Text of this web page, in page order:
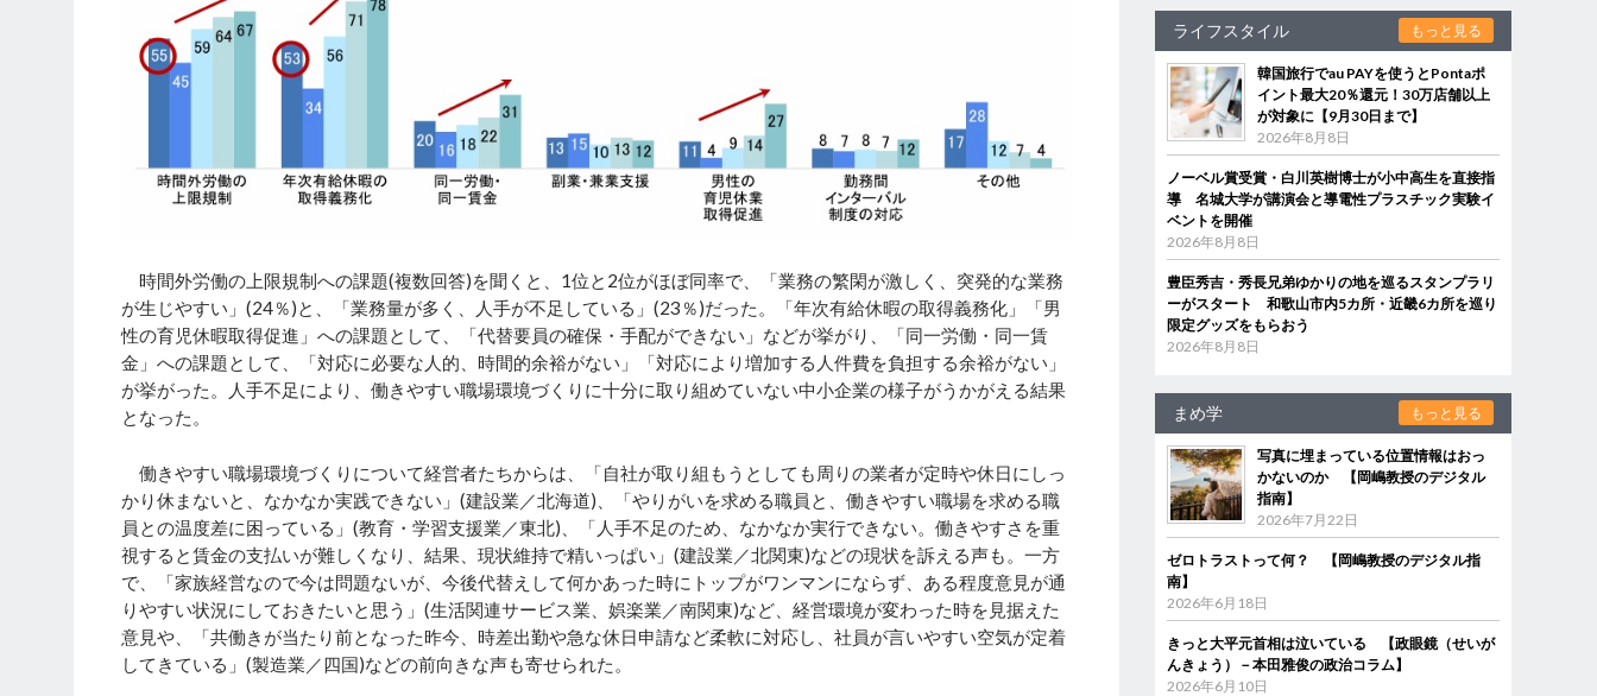
時間外労働の上限規制への課題(複数回答)を聞くと、1位と2位がほぼ同率で、「業務の繁閑が激しく、突発的な業務
が生じやすい」(24％)と、「業務量が多く、人手が不足している」(23％)だった。「年次有給休暇の取得義務化」「男
性の育児休暇取得促進」への課題として、「代替要員の確保・手配ができない」などが挙がり、「同一労働・同一賃
金」への課題として、「対応に必要な人的、時間的余裕がない」「対応により増加する人件費を負担する余裕がない」
が挙がった。人手不足により、働きやすい職場環境づくりに十分に取り組めていない中小企業の様子がうかがえる結果
となった。
働きやすい職場環境づくりについて経営者たちからは、「自社が取り組もうとしても周りの業者が定時や休日にしっ
かり休まないと、なかなか実践できない」(建設業／北海道)、「やりがいを求める職員と、働きやすい職場を求める職
員との温度差に困っている」(教育・学習支援業／東北)、「人手不足のため、なかなか実行できない。働きやすさを重
視すると賃金の支払いが難しくなり、結果、現状維持で精いっぱい」(建設業／北関東)などの現状を訴える声も。一方
で、「家族経営なので今は問題ないが、今後代替えして何かあった時にトップがワンマンにならず、ある程度意見が通
りやすい状況にしておきたいと思う」(生活関連サービス業、娯楽業／南関東)など、経営環境が変わった時を見据えた
意見や、「共働きが当たり前となった昨今、時差出勤や急な休日申請など柔軟に対応し、社員が言いやすい空気が定着
してきている」(製造業／四国)などの前向きな声も寄せられた。
ライフスタイル もっと見る
韓国旅行でau PAYを使うとPontaポ
イント最大20％還元！30万店舗以上
が対象に【9月30日まで】
2026年8月8日
ノーベル賞受賞・白川英樹博士が小中高生を直接指
導 名城大学が講演会と導電性プラスチック実験イ
ベントを開催
2026年8月8日
豊臣秀吉・秀長兄弟ゆかりの地を巡るスタンプラリ
ーがスタート 和歌山市内5カ所・近畿6カ所を巡り
限定グッズをもらおう
2026年8月8日
まめ学 もっと見る
写真に埋まっている位置情報はおっ
かないのか 【岡嶋教授のデジタル
指南】
2026年7月22日
ゼロトラストって何？ 【岡嶋教授のデジタル指
南】
2026年6月18日
きっと大平元首相は泣いている 【政眼鏡（せいが
んきょう）－本田雅俊の政治コラム】
2026年6月10日